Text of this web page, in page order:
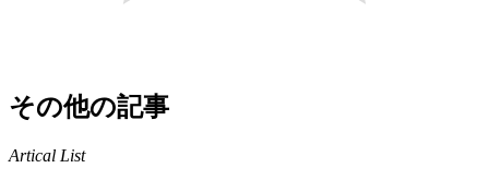
その他の記事
Artical List